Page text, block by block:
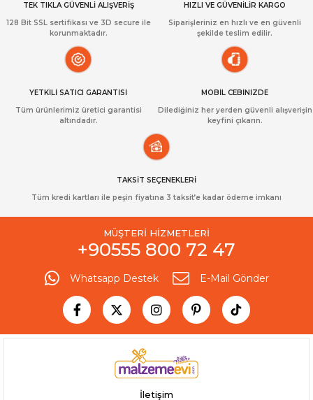
TEK TIKLA GÜVENLİ ALIŞVERİŞ
128 Bit SSL sertifikası ve 3D secure ile
korunmaktadır.
HIZLI VE GÜVENİLİR KARGO
Siparişleriniz en hızlı ve en güvenli
şekilde teslim edilir.
YETKİLİ SATICI GARANTİSİ
Tüm ürünlerimiz üretici garantisi
altındadır.
MOBİL CEBİNİZDE
Dilediğiniz her yerden güvenli alışverişin
keyfini çıkarın.
TAKSİT SEÇENEKLERİ
Tüm kredi kartları ile peşin fiyatına 3 taksit’e kadar ödeme imkanı
MÜŞTERİ HİZMETLERİ
+90555 800 72 47
Whatsapp Destek E-Mail Gönder
İletişim